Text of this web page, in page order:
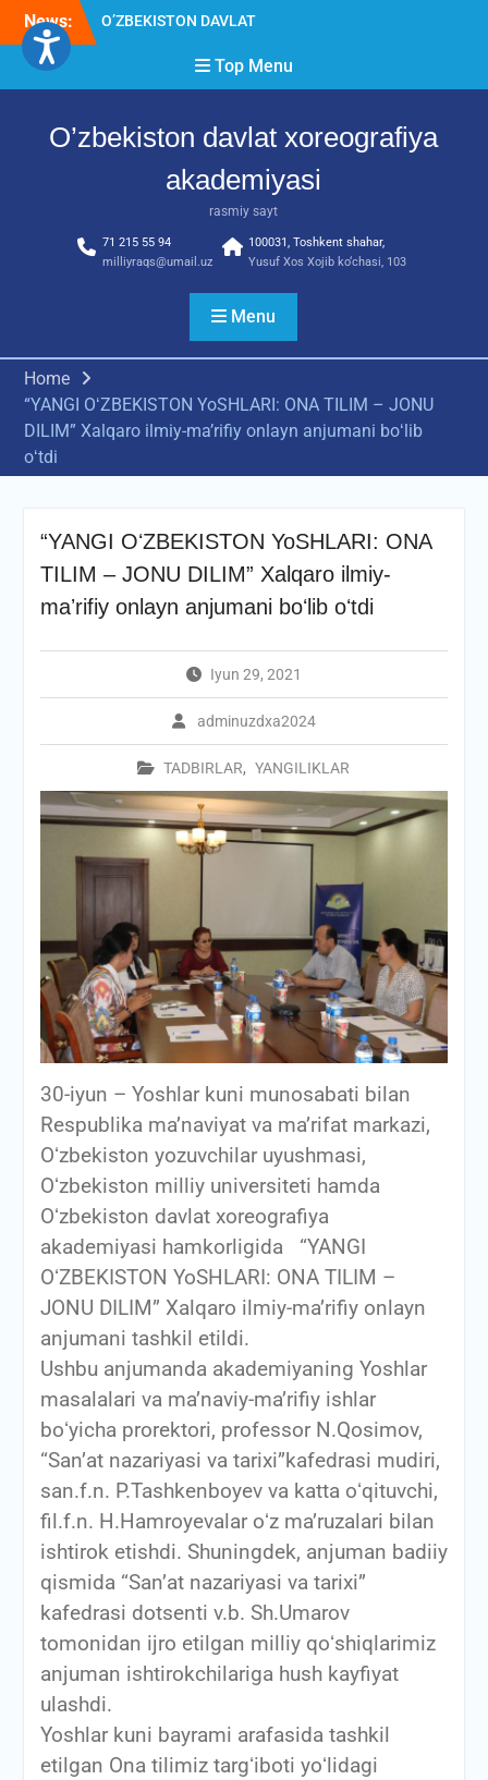
Skip
content
News:
O’ZBEKISTON DAVLAT
AKADEMIYASIDA
о‘tkazilgan kasbiy (ijodiy)
Diqqat e’lon!
imtihon jarayonlari
Top Menu
O’zbekiston davlat xoreografiya
akademiyasi
rasmiy sayt
71 215 55 94
milliyraqs@umail.uz
100031, Toshkent shahar,
Yusuf Xos Xojib ko‘chasi, 103
Menu
Home
“YANGI OʻZBEKISTON YoSHLARI: ONA TILIM – JONU
DILIM” Xalqaro ilmiy-maʼrifiy onlayn anjumani boʻlib
oʻtdi
“YANGI OʻZBEKISTON YoSHLARI: ONA
TILIM – JONU DILIM” Xalqaro ilmiy-
maʼrifiy onlayn anjumani boʻlib oʻtdi
Iyun 29, 2021
adminuzdxa2024
TADBIRLAR, YANGILIKLAR
30-iyun – Yoshlar kuni munosabati bilan
Respublika maʼnaviyat va maʼrifat markazi,
Oʻzbekiston yozuvchilar uyushmasi,
Oʻzbekiston milliy universiteti hamda
Oʻzbekiston davlat xoreografiya
akademiyasi hamkorligida “YANGI
OʻZBEKISTON YoSHLARI: ONA TILIM –
JONU DILIM” Xalqaro ilmiy-maʼrifiy onlayn
anjumani tashkil etildi.
Ushbu anjumanda akademiyaning Yoshlar
masalalari va maʼnaviy-maʼrifiy ishlar
boʻyicha prorektori, professor N.Qosimov,
“Sanʼat nazariyasi va tarixi”kafedrasi mudiri,
san.f.n. P.Tashkenboyev va katta oʻqituvchi,
fil.f.n. H.Hamroyevalar oʻz maʼruzalari bilan
ishtirok etishdi. Shuningdek, anjuman badiiy
qismida “Sanʼat nazariyasi va tarixi”
kafedrasi dotsenti v.b. Sh.Umarov
tomonidan ijro etilgan milliy qoʻshiqlarimiz
anjuman ishtirokchilariga hush kayfiyat
ulashdi.
Yoshlar kuni bayrami arafasida tashkil
etilgan Ona tilimiz targʻiboti yoʻlidagi